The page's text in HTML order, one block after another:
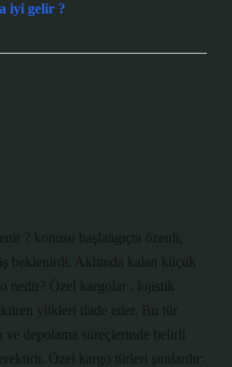
iyi gelir ?
? konusu başlangıçta özenli,
beklenirdi. Aklımda kalan küçük
nedir? Özel kargolar , lojistik
yükleri ifade eder. Bu tür
ve depolama süreçlerinde belirli
Özel kargo türleri şunlardır: